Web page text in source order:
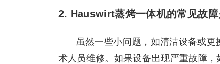
2. Hauswirt蒸烤一体机的常见故障
虽然一些小问题，如清洁设备或
术人员维修。如果设备出现严重故障